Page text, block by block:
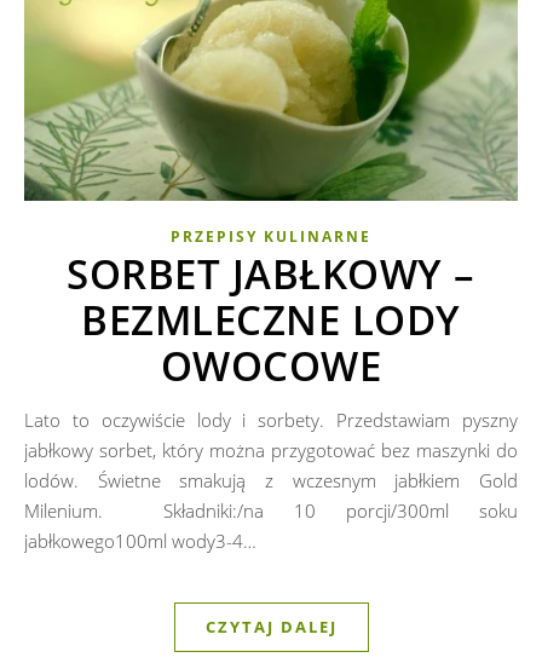
PRZEPISY KULINARNE
SORBET JABŁKOWY –
BEZMLECZNE LODY
OWOCOWE
Lato to oczywiście lody i sorbety. Przedstawiam pyszny
jabłkowy sorbet, który można przygotować bez maszynki do
lodów. Świetne smakują z wczesnym jabłkiem Gold
Milenium. Składniki:/na 10 porcji/300ml soku
jabłkowego100ml wody3-4…
CZYTAJ DALEJ